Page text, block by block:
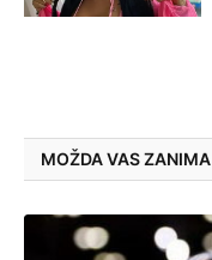
MOŽDA VAS ZANIMA